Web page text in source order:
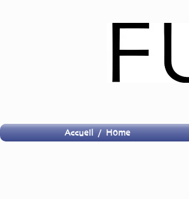
Accueil / Home